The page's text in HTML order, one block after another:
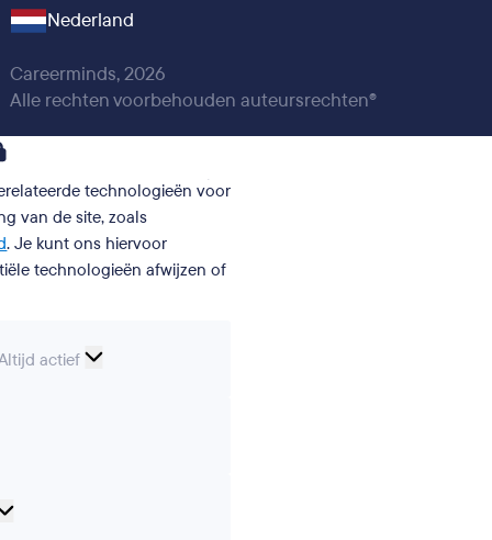
Nederland
Careerminds, 2026
Alle rechten voorbehouden auteursrechten®
technologieën voor
van de site, zoals
. Je kunt ons hiervoor
technologieën afwijzen of
actief